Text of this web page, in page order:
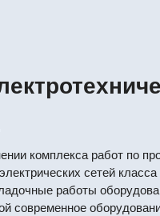
комплекса работ по
сетей
работы
современное